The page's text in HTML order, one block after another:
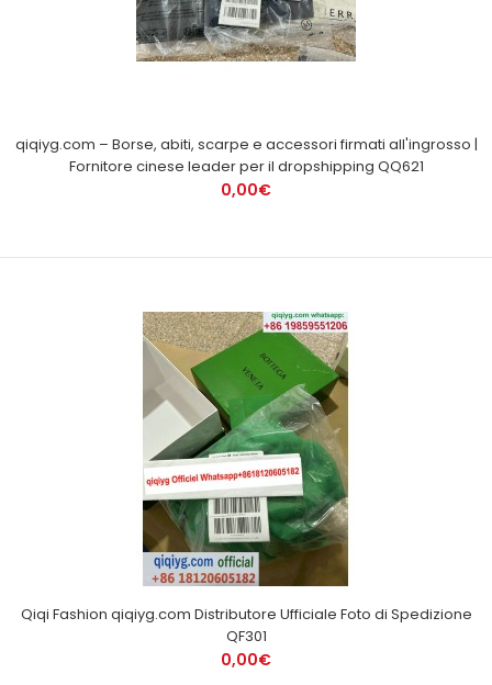
qiqiyg.com – Borse, abiti, scarpe e accessori firmati all'ingrosso |
Fornitore cinese leader per il dropshipping QQ621
0,00€
Qiqi Fashion qiqiyg.com Distributore Ufficiale Foto di Spedizione
QF301
0,00€